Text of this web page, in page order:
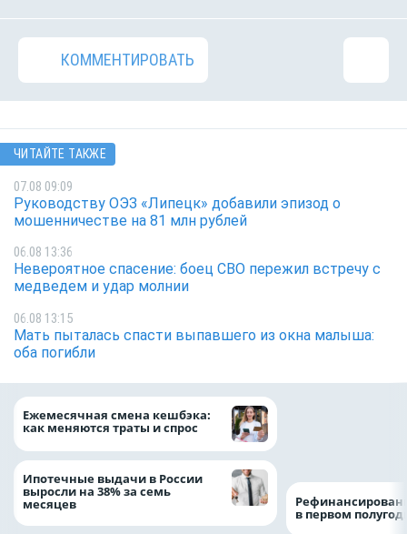
КОММЕНТИРОВАТЬ
ЧИТАЙТЕ ТАКЖЕ
07.08 09:09
Руководству ОЭЗ «Липецк» добавили эпизод о
мошенничестве на 81 млн рублей
06.08 13:36
Невероятное спасение: боец СВО пережил встречу с
медведем и удар молнии
06.08 13:15
Мать пыталась спасти выпавшего из окна малыша:
оба погибли
Ежемесячная смена кешбэка:
как меняются траты и спрос
Ипотечные выдачи в России
выросли на 38% за семь
месяцев
в первом